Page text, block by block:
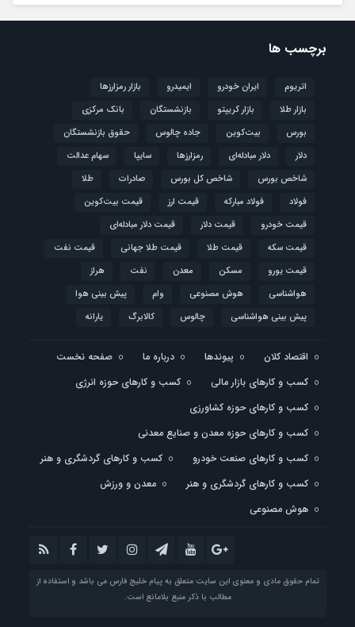
برچسب ها
اتریوم ایران خودرو ایمیدرو
بازار رمزارزها
بازار طلا
بازار کریپتو بازنشستگان
بانک مرکزی
بورس
بیت‌کوین جاده چالوس
حقوق بازنشستگان
دلار
دلار مبادله‌ای رمزارزها سایپا
سهام عدالت
شاخص بورس
شاخص کل بورس صادرات
طلا
فولاد
فولاد مبارکه قیمت ارز
قیمت بیت‌کوین
قیمت خودرو
قیمت دلار
قیمت دلار مبادله‌ای
قیمت سکه
قیمت طلا قیمت طلا جهانی
قیمت نفت
قیمت یورو
مسکن معدن نفت
هراز
هواشناسی
هوش مصنوعی وام
پیش بینی هوا
پیش بینی هواشناسی
چالوس کالابرگ یارانه
اقتصاد کلان پیوندها درباره ما
صفحه نخست
کسب و کارهای بازار مالی
کسب و کارهای حوزه انرژی
کسب و کارهای حوزه کشاورزی
کسب و کارهای حوزه معدن و صنایع معدنی
کسب و کارهای صنعت خودرو
کسب و کارهای گردشگری و هنر
کسب و کارهای گردشگری و هنر
معدن و ورزش
هوش مصنوعی
تمام حقوق مادی و معنوی این سایت متعلق به پیام خلیج فارس می باشد و استفاده از
مطالب با ذکر منبع بلامانع است.